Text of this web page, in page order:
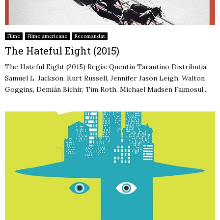
Filme Filme americane Recomandat
The Hateful Eight (2015)
The Hateful Eight (2015) Regia: Quentin Tarantino Distribuția:
Samuel L. Jackson, Kurt Russell, Jennifer Jason Leigh, Walton
Goggins, Demián Bichir, Tim Roth, Michael Madsen Faimosul...